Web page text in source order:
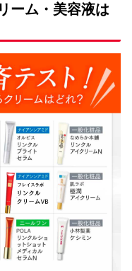
ーム・美容液は